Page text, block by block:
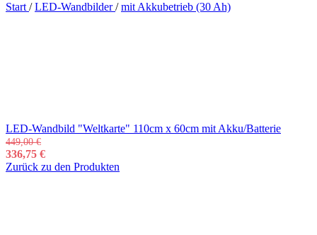
Start / LED-Wandbilder/ mit Akkubetrieb (30 Ah)
LED-Wandbild "Weltkarte" 110cm x 60cm mit Akku/Batterie
449,00€
336,75 €
Zurück zu den Produkten